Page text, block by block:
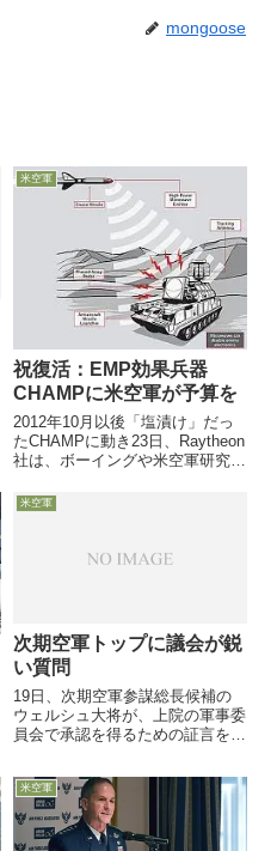
mongoose
米空軍
祝復活：EMP効果兵器
CHAMPに米空軍が予算を
2012年10月以後「塩漬け」だっ
たCHAMPに動き23日、Raytheon
社は、ボーイングや米空軍研究所
にEMP効果を発生させる兵器
した。CHAMP...
米空軍
次期空軍トップに議会が鋭
い質問
19日、次期空軍参謀総長候補の
ウェルシュ大将が、上院の軍事委
員会で承認を得るための証言を行
に示された質問に対し、文書で回
答しています。回答より質問が興
味深いです
米空軍